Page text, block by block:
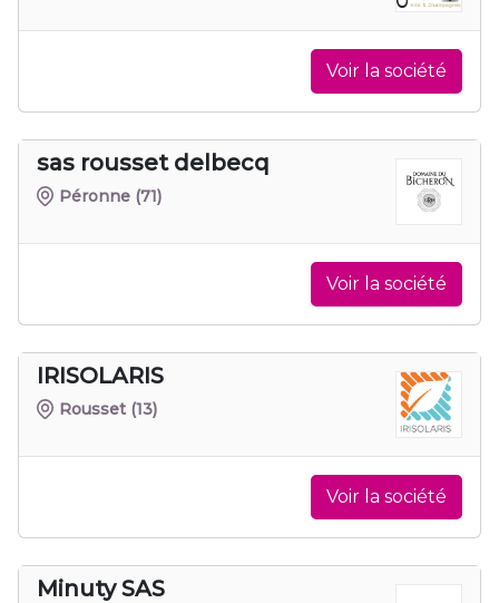
Voir la société
sas rousset delbecq
Péronne (71)
Voir la société
IRISOLARIS
Rousset (13)
Voir la société
Minuty SAS